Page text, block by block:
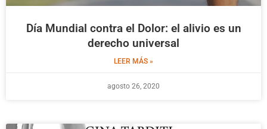
Día Mundial contra el Dolor: el alivio es un
derecho universal
LEER MÁS »
agosto 26, 2020